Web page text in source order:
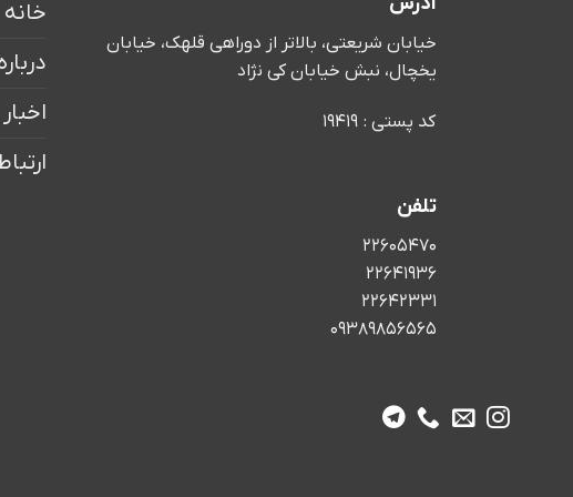
خیابان شریعتی، بالاتر از دوراهی قلهک، خیابان
یخچال، نبش خیابان کی نژاد
کد پستی : 19419
تلفن
22605470
22641936
22642331
09389856565
خانه
اخبار